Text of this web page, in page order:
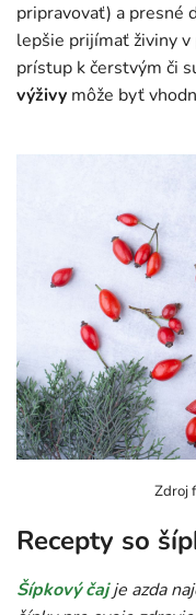
pripravovať) a presné
lepšie prijímať živiny
prístup k čerstvým či
výživy môže byť
Zdroj
Recepty so
Šípkový čajje azda